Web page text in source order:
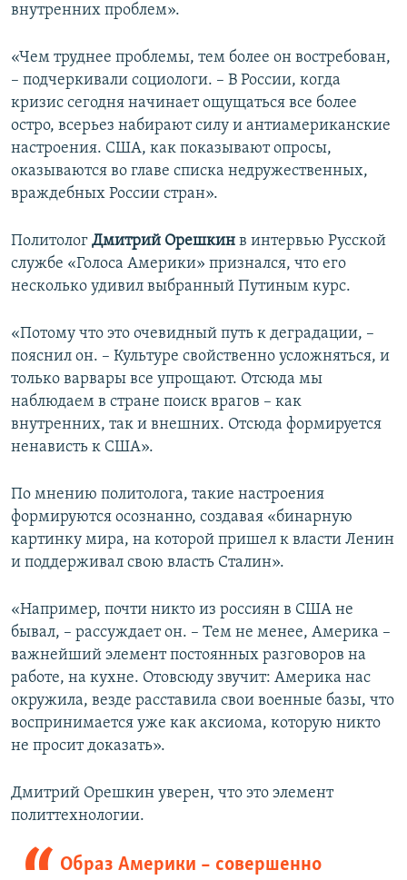
внутренних проблем».
«Чем труднее проблемы, тем более он востребован,
– подчеркивали социологи. – В России, когда
кризис сегодня начинает ощущаться все более
остро, всерьез набирают силу и антиамериканские
настроения. США, как показывают опросы,
оказываются во главе списка недружественных,
враждебных России стран».
Политолог Дмитрий Орешкин в интервью Русской
службе «Голоса Америки» признался, что его
несколько удивил выбранный Путиным курс.
«Потому что это очевидный путь к деградации, –
пояснил он. – Культуре свойственно усложняться, и
только варвары все упрощают. Отсюда мы
наблюдаем в стране поиск врагов – как
внутренних, так и внешних. Отсюда формируется
ненависть к США».
По мнению политолога, такие настроения
формируются осознанно, создавая «бинарную
картинку мира, на которой пришел к власти Ленин
и поддерживал свою власть Сталин».
«Например, почти никто из россиян в США не
бывал, – рассуждает он. – Тем не менее, Америка –
важнейший элемент постоянных разговоров на
работе, на кухне. Отовсюду звучит: Америка нас
окружила, везде расставила свои военные базы, что
воспринимается уже как аксиома, которую никто
не просит доказать».
Дмитрий Орешкин уверен, что это элемент
политтехнологии.
Образ Америки – совершенно